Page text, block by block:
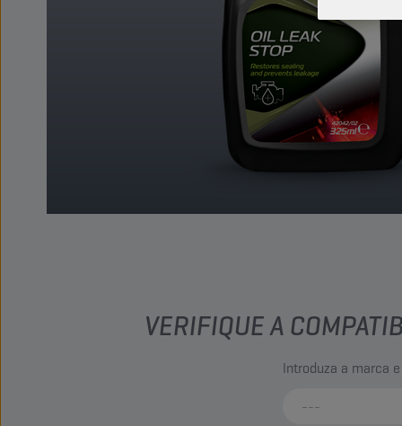
VERIFIQUE A
Introduza a marca